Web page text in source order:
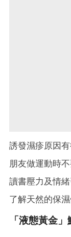
誘發濕疹原因
朋友做運動時
讀書壓力及情
了解天然的保濕
「液態黃金